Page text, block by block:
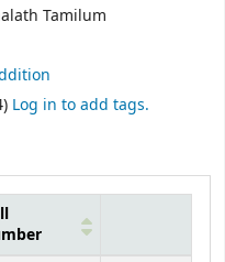
Tamilum
Log in to add tags.